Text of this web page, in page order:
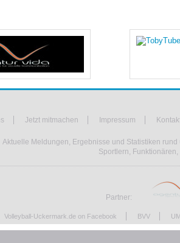
Jetzt mitmachen Impressum
Aktuelle Meldungen, Ergebnisse und Statistiken
Sportlern,
Partner:
Volleyball-Uckermark.de on Facebook BVV